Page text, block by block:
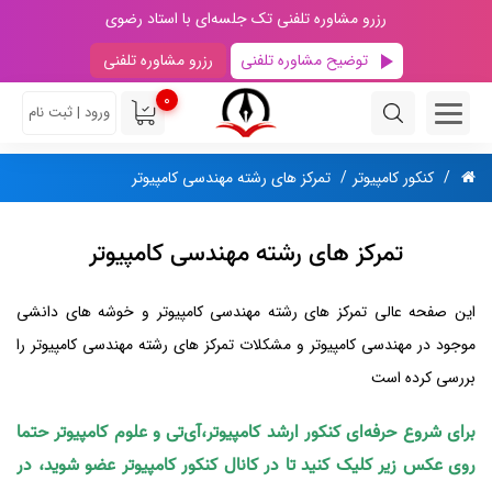
رزرو مشاوره تلفنی تک جلسه‌ای با استاد رضوی
توضیح مشاوره تلفنی
رزرو مشاوره تلفنی
0
ورود | ثبت نام
کنکور کامپیوتر تمرکز های رشته مهندسی کامپیوتر
تمرکز های رشته مهندسی کامپیوتر
این صفحه عالی تمرکز های رشته مهندسی کامپیوتر و خوشه های دانشی
موجود در مهندسی کامپیوتر و مشکلات تمرکز های رشته مهندسی کامپیوتر را
بررسی کرده است
برای شروع حرفه‌ای کنکور ارشد کامپیوتر،آی‌تی و علوم کامپیوتر حتما
روی عکس زیر کلیک کنید تا در کانال کنکور کامپیوتر عضو شوید، در